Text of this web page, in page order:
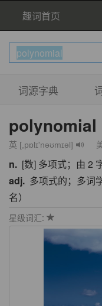
趣词首页
词源字典
polynomial
英 [,pɒlɪ'nəʊmɪəl]
n. [数] 多项式；由 2
adj. 多项式的；多词
名）
星级词汇: